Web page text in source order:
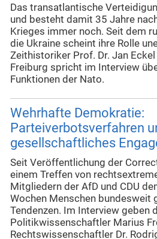
Das transatlantische
und besteht damit 35 Jahre
Krieges immer noch. Seit dem
die Ukraine scheint ihre Rolle
Zeithistoriker Prof. Dr. Jan
Freiburg spricht im Interview
Funktionen der Nato.
Wehrhafte Demokratie:
Parteiverbotsverfahren
gesellschaftliches
Seit Veröffentlichung der
einem Treffen von
Mitgliedern der AfD und CDU
Wochen Menschen bundesweit
Tendenzen. Im Interview geben
Politikwissenschaftler Marius
Rechtswissenschaftler Dr.